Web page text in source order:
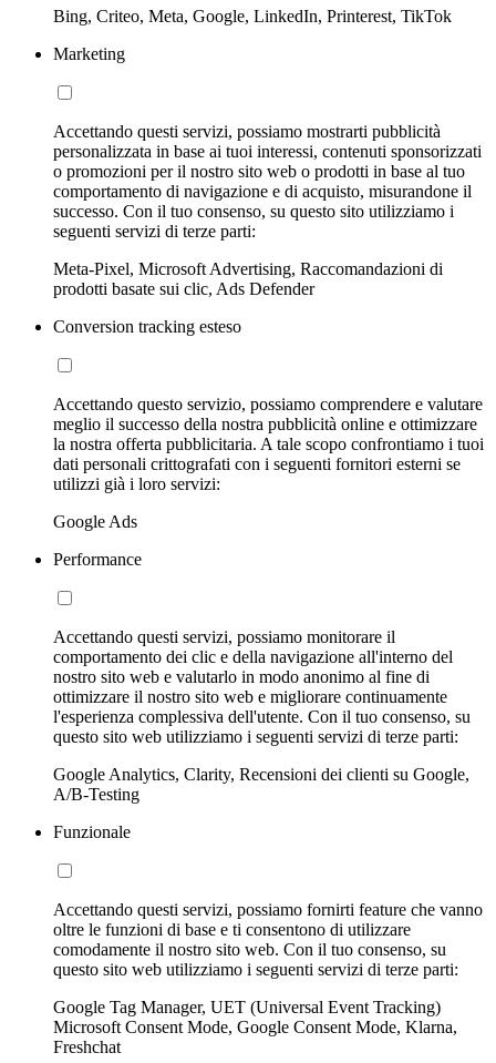
Bing, Criteo, Meta, Google, LinkedIn, Printerest, TikTok
Marketing
Accettando questi servizi, possiamo mostrarti pubblicità
personalizzata in base ai tuoi interessi, contenuti sponsorizzati
o promozioni per il nostro sito web o prodotti in base al tuo
comportamento di navigazione e di acquisto, misurandone il
successo. Con il tuo consenso, su questo sito utilizziamo i
seguenti servizi di terze parti:
Meta-Pixel, Microsoft Advertising, Raccomandazioni di
prodotti basate sui clic, Ads Defender
Conversion tracking esteso
Accettando questo servizio, possiamo comprendere e valutare
meglio il successo della nostra pubblicità online e ottimizzare
la nostra offerta pubblicitaria. A tale scopo confrontiamo i tuoi
dati personali crittografati con i seguenti fornitori esterni se
utilizzi già i loro servizi:
Google Ads
Performance
Accettando questi servizi, possiamo monitorare il
comportamento dei clic e della navigazione all'interno del
nostro sito web e valutarlo in modo anonimo al fine di
ottimizzare il nostro sito web e migliorare continuamente
l'esperienza complessiva dell'utente. Con il tuo consenso, su
questo sito web utilizziamo i seguenti servizi di terze parti:
Google Analytics, Clarity, Recensioni dei clienti su Google,
A/B-Testing
Funzionale
Accettando questi servizi, possiamo fornirti feature che vanno
oltre le funzioni di base e ti consentono di utilizzare
comodamente il nostro sito web. Con il tuo consenso, su
questo sito web utilizziamo i seguenti servizi di terze parti:
Google Tag Manager, UET (Universal Event Tracking)
Microsoft Consent Mode, Google Consent Mode, Klarna,
Freshchat